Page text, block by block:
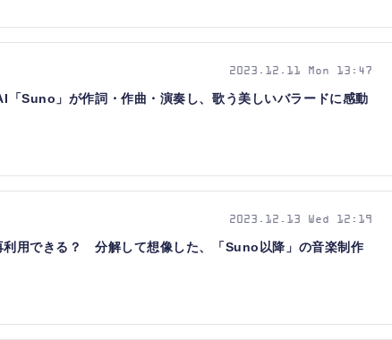
「Suno」が作詞・作曲・演奏し、歌う美しいバラードに感動
2023.12.11 Mon 13:47
用できる？ 分解して想像した、「Suno以降」の音楽制作
2023.12.13 Wed 12:19